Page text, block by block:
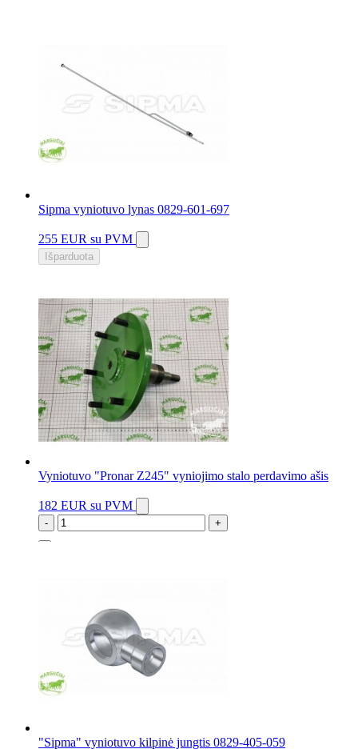
Sipma vyniotuvo lynas 0829-601-697
255 EUR su PVM
Išparduota
Vyniotuvo "Pronar Z245" vyniojimo stalo perdavimo ašis
182 EUR su PVM
- +
"Sipma" vyniotuvo kilpinė jungtis 0829-405-059